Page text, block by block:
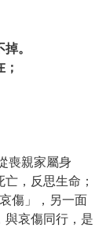
。
喪親家屬身
，反思生命；
傷」，另一面
與哀傷同行，是